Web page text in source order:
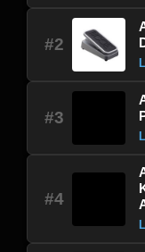
#2
#3
#4